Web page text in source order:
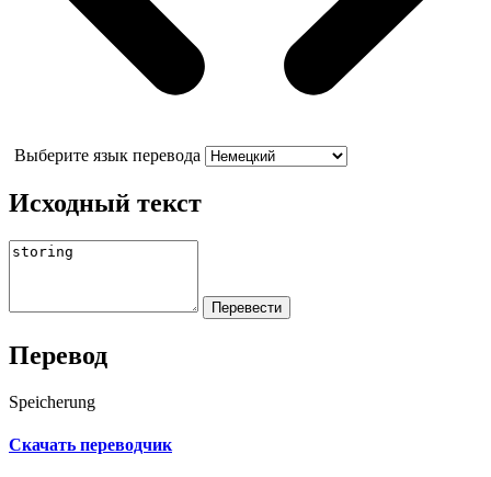
Выберите язык перевода
Исходный текст
Перевод
Speicherung
Скачать переводчик